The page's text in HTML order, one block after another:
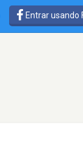
Entrar usando